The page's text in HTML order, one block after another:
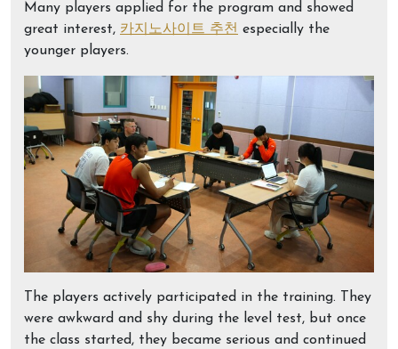
Many players applied for the program and showed
great interest, 카지노사이트 추천 especially the
younger players.
The players actively participated in the training. They
were awkward and shy during the level test, but once
the class started, they became serious and continued